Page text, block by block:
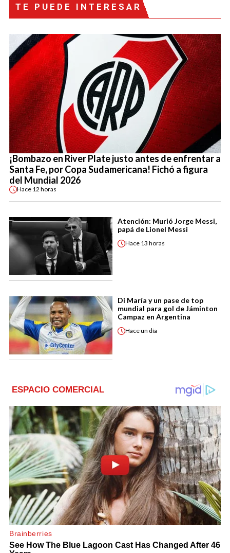
TE PUEDE INTERESAR
¡Bombazo en River Plate justo antes de enfrentar a
Santa Fe, por Copa Sudamericana! Fichó a figura
del Mundial 2026
Hace 12 horas
Atención: Murió Jorge Messi,
papá de Lionel Messi
Hace 13 horas
Di María y un pase de top
mundial para gol de Jáminton
Campaz en Argentina
Haceun día